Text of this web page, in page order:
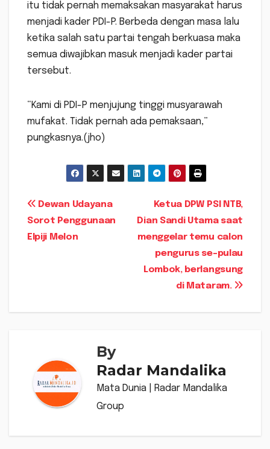
itu tidak pernah memaksakan masyarakat harus
menjadi kader PDI-P. Berbeda dengan masa lalu
ketika salah satu partai tengah berkuasa maka
semua diwajibkan masuk menjadi kader partai
tersebut.
“Kami di PDI-P menjujung tinggi musyarawah
mufakat. Tidak pernah ada pemaksaan,”
pungkasnya.(jho)
Navigasi
pos
Ketua DPW PSI NTB,
Dian Sandi Utama saat
menggelar temu calon
pengurus se-pulau
Lombok, berlangsung
di Mataram.
Dewan Udayana
Sorot Penggunaan
Elpiji Melon
By
Radar Mandalika
Mata Dunia | Radar Mandalika
Group